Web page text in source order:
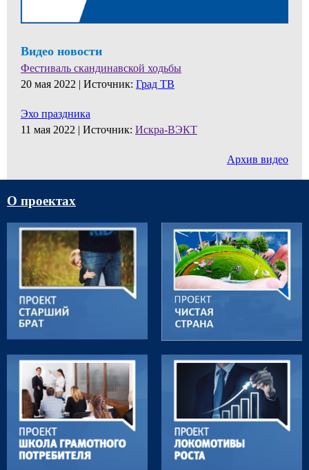
Видео новости
Фестиваль скандинавской ходьбы
20 мая 2022 | Источник: Град ТВ
Эхо праздника
11 мая 2022 | Источник: Искра-ВЭКТ
Архив видео
О проектах